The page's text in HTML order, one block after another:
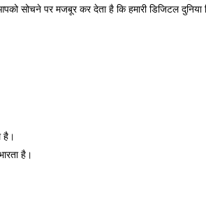
सोचने पर मजबूर कर देता है कि हमारी डिजिटल दुनिया
है।
है।